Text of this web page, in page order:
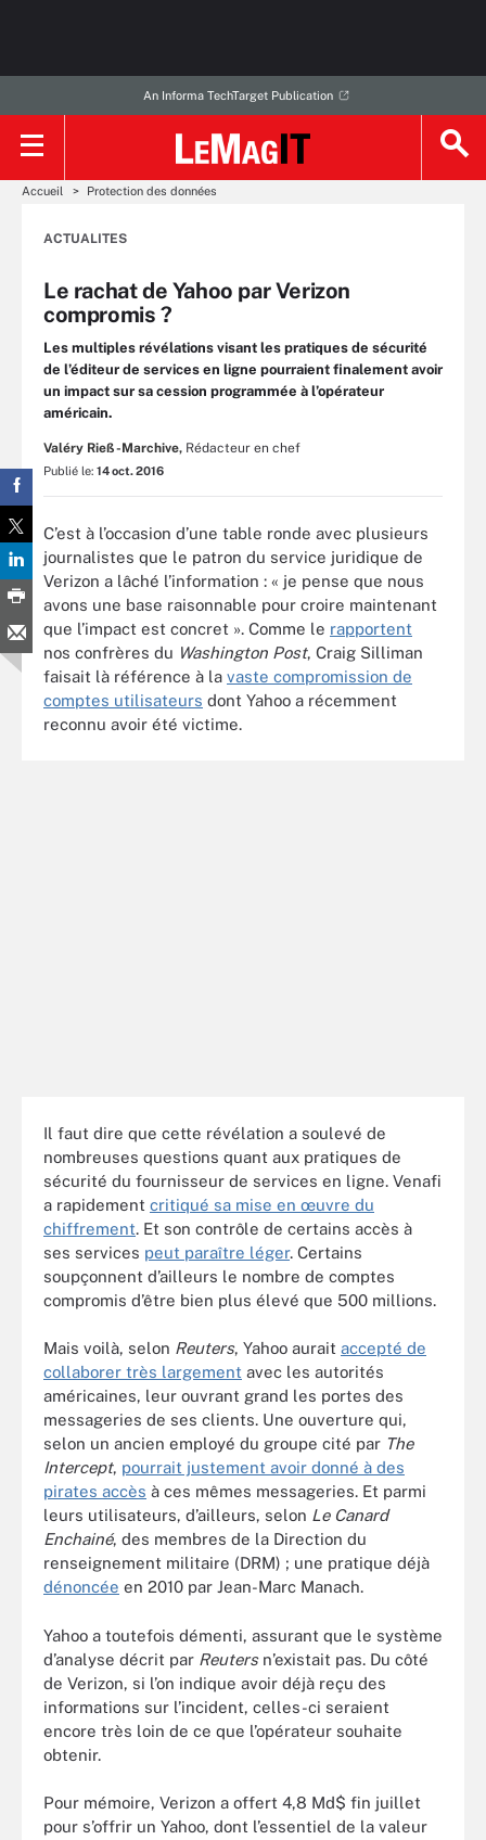
An Informa TechTarget Publication
Accueil Protection des données
ACTUALITES
Le rachat de Yahoo par Verizon
compromis ?
Les multiples révélations visant les pratiques de sécurité
de l’éditeur de services en ligne pourraient finalement avoir
un impact sur sa cession programmée à l’opérateur
américain.
Valéry Rieß-Marchive, Rédacteur en chef
Publié le: 14 oct. 2016
C’est à l’occasion d’une table ronde avec plusieurs
journalistes que le patron du service juridique de
Verizon a lâché l’information : « je pense que nous
avons une base raisonnable pour croire maintenant
que l’impact est concret ». Comme le rapportent
nos confrères du Washington Post, Craig Silliman
faisait là référence à la vaste compromission de
comptes utilisateurs dont Yahoo a récemment
reconnu avoir été victime.
Il faut dire que cette révélation a soulevé de
nombreuses questions quant aux pratiques de
sécurité du fournisseur de services en ligne. Venafi
a rapidement critiqué sa mise en œuvre du
chiffrement. Et son contrôle de certains accès à
ses services peut paraître léger. Certains
soupçonnent d’ailleurs le nombre de comptes
compromis d’être bien plus élevé que 500 millions.
Mais voilà, selon Reuters, Yahoo aurait accepté de
collaborer très largement avec les autorités
américaines, leur ouvrant grand les portes des
messageries de ses clients. Une ouverture qui,
selon un ancien employé du groupe cité par The
Intercept, pourrait justement avoir donné à des
pirates accès à ces mêmes messageries. Et parmi
leurs utilisateurs, d’ailleurs, selon Le Canard
Enchainé, des membres de la Direction du
renseignement militaire (DRM) ; une pratique déjà
dénoncée en 2010 par Jean-Marc Manach.
Yahoo a toutefois démenti, assurant que le système
d’analyse décrit par Reutersn’existait pas. Du côté
de Verizon, si l’on indique avoir déjà reçu des
informations sur l’incident, celles-ci seraient
encore très loin de ce que l’opérateur souhaite
obtenir.
Pour mémoire, Verizon a offert 4,8 Md$ fin juillet
pour s’offrir un Yahoo, dont l’essentiel de la valeur